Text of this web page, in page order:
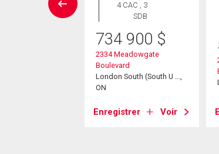
4 CAC , 3
SDB
734 900 $
2334 Meadowgate
Boulevard
London South (South U ...,
ON
Enregistrer Voir